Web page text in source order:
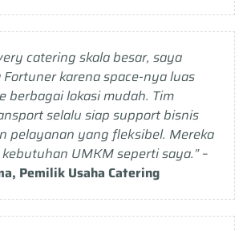
catering skala besar, saya
karena space-nya luas
berbagai lokasi mudah. Tim
selalu siap support bisnis
pelayanan yang fleksibel. Mereka
UMKM seperti saya.”–
Pemilik Usaha Catering